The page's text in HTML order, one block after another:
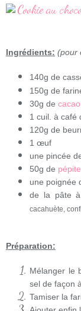
Ingrédients: (pour
140g de
150g de
30g de
1 cuil. à café
120g de
1 œuf
une pincée
50g de
une poignée
de la pâte
cacahuète,
Préparation:
Mélanger le
sel de façon
Tamiser la